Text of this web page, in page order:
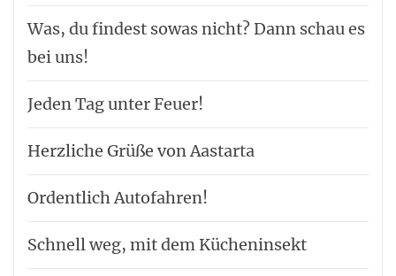
Was, du findest sowas nicht? Dann schau es
bei uns!
Jeden Tag unter Feuer!
Herzliche Grüße von Aastarta
Ordentlich Autofahren!
Schnell weg, mit dem Kücheninsekt